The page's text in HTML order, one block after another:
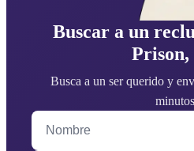
Buscar a un
Prison,
Busca a un ser querido y
Nombre